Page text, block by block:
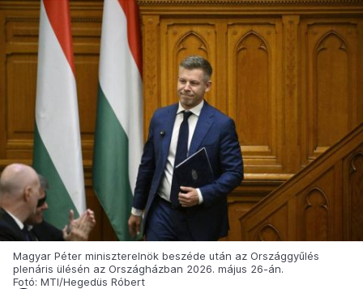
Magyar Péter miniszterelnök beszéde után az Országgyűlés
plenáris ülésén az Országházban 2026. május 26-án.
Fotó: MTI/Hegedüs Róbert